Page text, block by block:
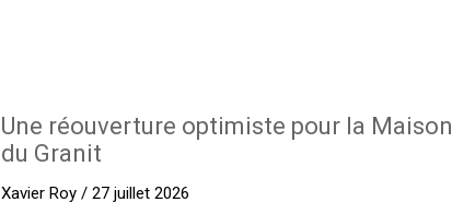
Une réouverture optimiste pour la Maison
du Granit
Xavier Roy / 27 juillet 2026